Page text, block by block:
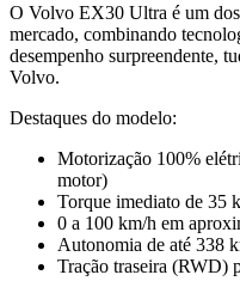
O Volvo EX30 Ultra é um
mercado, combinando
desempenho surpreendente,
Volvo.
Destaques do modelo:
Motorização 100%
motor)
Torque imediato de 35
0 a 100 km/h em
Autonomia de até 338
Tração traseira (RWD)